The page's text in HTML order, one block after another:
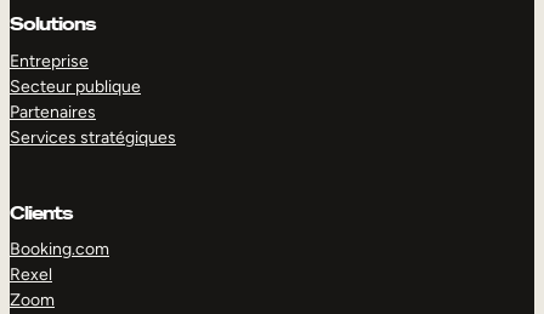
Solutions
Entreprise
Secteur publique
Partenaires
Services stratégiques
Clients
Booking.com
Rexel
Zoom